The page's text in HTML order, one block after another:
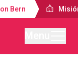
Bern